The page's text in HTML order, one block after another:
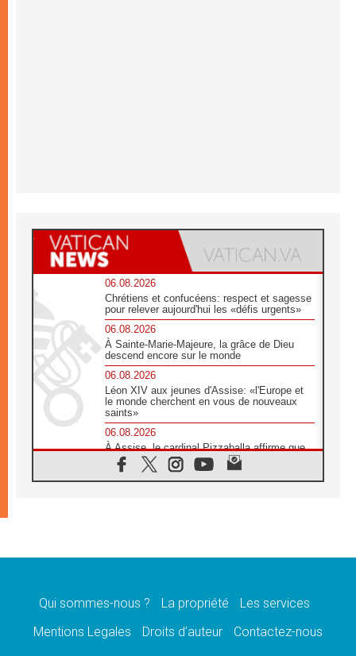
06.08.2026
Chrétiens et confucéens: respect et sagesse
pour relever aujourd'hui les «défis urgents»
06.08.2026
À Sainte-Marie-Majeure, la grâce de Dieu
descend encore sur le monde
06.08.2026
Léon XIV aux jeunes d'Assise: «l'Europe et
le monde cherchent en vous de nouveaux
saints»
06.08.2026
À Assise, le cardinal Pizzaballa affirme que
«les chrétiens veulent la paix»
06.08.2026
message de paix et de dignité humaine»
«La visite du Pape en Uruguay renforcera
Qui sommes-nous ? La propriété
Les services
Mentions Legales
Droits d’auteur Contactez-nous